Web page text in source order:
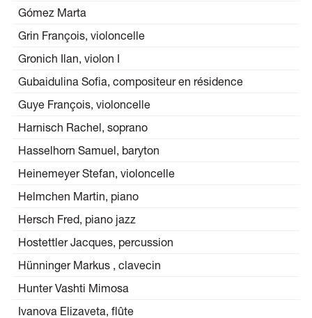
Gómez Marta
Grin François, violoncelle
Gronich Ilan, violon I
Gubaidulina Sofia, compositeur en résidence
Guye François, violoncelle
Harnisch Rachel, soprano
Hasselhorn Samuel, baryton
Heinemeyer Stefan, violoncelle
Helmchen Martin, piano
Hersch Fred, piano jazz
Hostettler Jacques, percussion
Hünninger Markus , clavecin
Hunter Vashti Mimosa
Ivanova Elizaveta, flûte